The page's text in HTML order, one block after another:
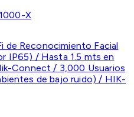
X